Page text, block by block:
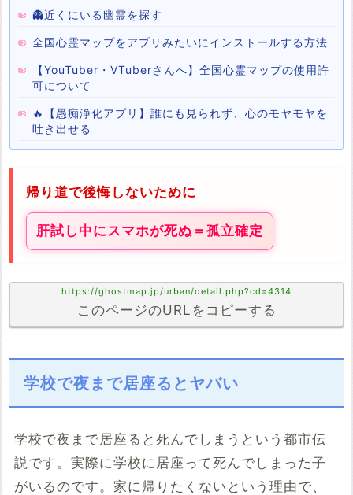
👻近くにいる幽霊を探す
全国心霊マップをアプリみたいにインストールする方法
【YouTuber・VTuberさんへ】全国心霊マップの使用許
可について
🔥【愚痴浄化アプリ】誰にも見られず、心のモヤモヤを
吐き出せる
帰り道で後悔しないために
肝試し中にスマホが死ぬ＝孤立確定
https://ghostmap.jp/urban/detail.php?cd=4314
このページのURLをコピーする
学校で夜まで居座るとヤバい
学校で夜まで居座ると死んでしまうという都市伝
説です。実際に学校に居座って死んでしまった子
がいるのです。家に帰りたくないという理由で、